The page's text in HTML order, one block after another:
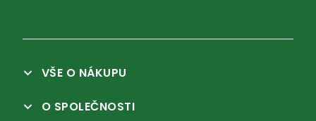
VŠE O NÁKUPU
O SPOLEČNOSTI